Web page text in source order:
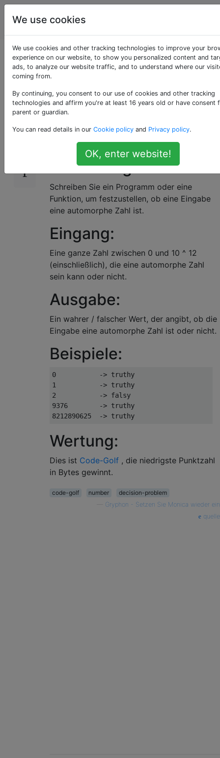
Programmierrätsel
& Code Golf
Bin ich eine
automorphe Zahl?
Suffix ihres Quadrats in der Basis 10 ist. Dies
ist die SequenzA003226im OEIS.
Deine Aufgabe:
Schreiben Sie ein Programm oder eine
Funktion, um festzustellen, ob eine Eingabe
eine automorphe Zahl ist.
Eingang:
Eine ganze Zahl zwischen 0 und 10 ^ 12
(einschließlich), die eine automorphe Zahl
sein kann oder nicht.
Ausgabe:
Ein wahrer / falscher Wert, der angibt, ob die
Eingabe eine automorphe Zahl ist oder nicht.
Beispiele:
0           -> truthy
1           -> truthy
2           -> falsy
9376        -> truthy
Wertung:
Dies ist Code-Golf , die niedrigste Punktzahl
in Bytes gewinnt.
code-golf number
decision-problem
Gryphon - Setzen Sie Monica wieder ein
quelle
We use cookies
We use cookies and other tracking technologies to improve your
experience on our website, to show you personalized content and
ads, to analyze our website traffic, and to understand where our
coming from.
By continuing, you consent to our use of cookies and other tracking
technologies and affirm you're at least 16 years old or have consent
parent or guardian.
You can read details in our Cookie policy and Privacy policy.
OK, enter website!